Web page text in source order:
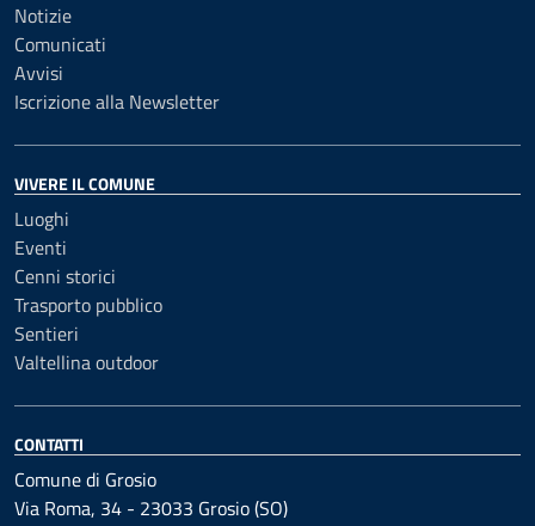
Notizie
Comunicati
Avvisi
Iscrizione alla Newsletter
VIVERE IL COMUNE
Luoghi
Eventi
Cenni storici
Trasporto pubblico
Sentieri
Valtellina outdoor
CONTATTI
Comune di Grosio
Via Roma, 34 - 23033 Grosio (SO)